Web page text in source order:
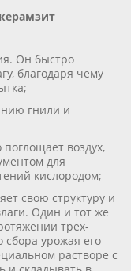
керамзит
Он быстро
благодаря чему
гнили и
воздух,
для
кислородом;
свою структуру и
Один и тот же
трех-
сбора урожая его
растворе с